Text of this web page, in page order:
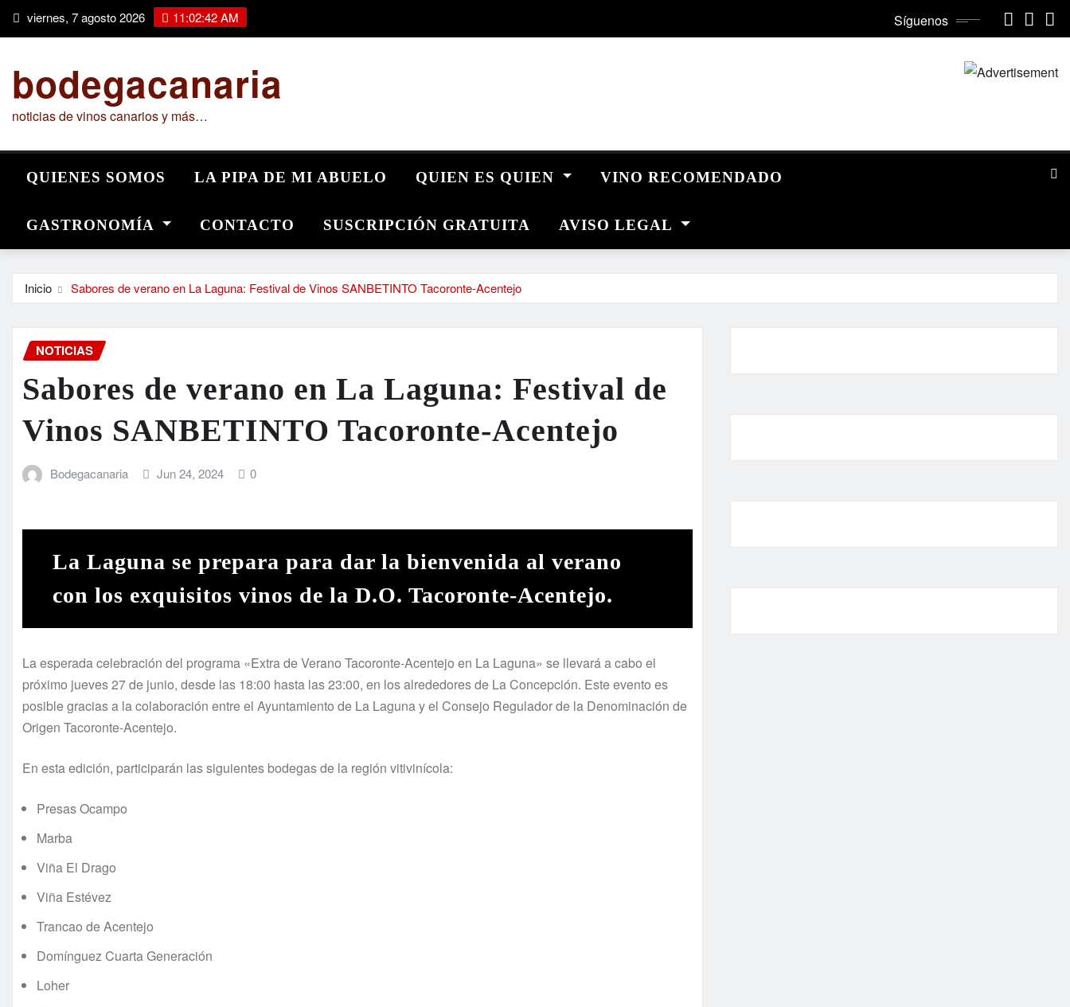
Saltar viernes, 7 agosto 2026 11:02:43 AM Síguenos
bodegacanaria
noticias de vinos canarios y más…
QUIENES SOMOS LA PIPA DE MI ABUELO QUIEN ES QUIEN VINO RECOMENDADO
GASTRONOMÍA CONTACTO SUSCRIPCIÓN GRATUITA AVISO LEGAL
Inicio Sabores de verano en La Laguna: Festival de Vinos SANBETINTO Tacoronte-Acentejo
NOTICIAS
Sabores de verano en La Laguna: Festival de
Vinos SANBETINTO Tacoronte-Acentejo
Bodegacanaria Jun 24, 2024 0
La Laguna se prepara para dar la bienvenida al verano
con los exquisitos vinos de la D.O. Tacoronte-Acentejo.
La esperada celebración del programa «Extra de Verano Tacoronte-Acentejo en La Laguna» se llevará a cabo el
próximo jueves 27 de junio, desde las 18:00 hasta las 23:00, en los alrededores de La Concepción. Este evento es
posible gracias a la colaboración entre el Ayuntamiento de La Laguna y el Consejo Regulador de la Denominación de
Origen Tacoronte-Acentejo.
En esta edición, participarán las siguientes bodegas de la región vitivinícola:
Presas Ocampo
Marba
Viña El Drago
Viña Estévez
Trancao de Acentejo
Domínguez Cuarta Generación
Loher